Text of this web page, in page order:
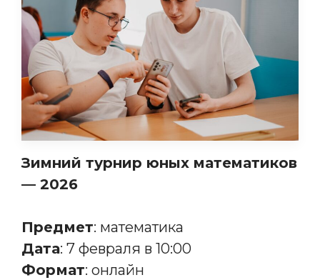
Зимний турнир юных математиков
— 2026
Предмет: математика
Дата: 7 февраля в 10:00
Формат: онлайн